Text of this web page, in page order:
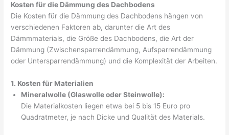
Kosten für die Dämmung des Dachbodens
Die Kosten für die Dämmung des Dachbodens hängen von
verschiedenen Faktoren ab, darunter die Art des
Dämmmaterials, die Größe des Dachbodens, die Art der
Dämmung (Zwischensparrendämmung, Aufsparrendämmung
oder Untersparrendämmung) und die Komplexität der Arbeiten.
1. Kosten für Materialien
Mineralwolle (Glaswolle oder Steinwolle):
Die Materialkosten liegen etwa bei 5 bis 15 Euro pro
Quadratmeter, je nach Dicke und Qualität des Materials.